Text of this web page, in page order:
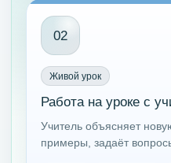
02
Живой урок
Работа на уроке с
Учитель объясняет
примеры, задаёт